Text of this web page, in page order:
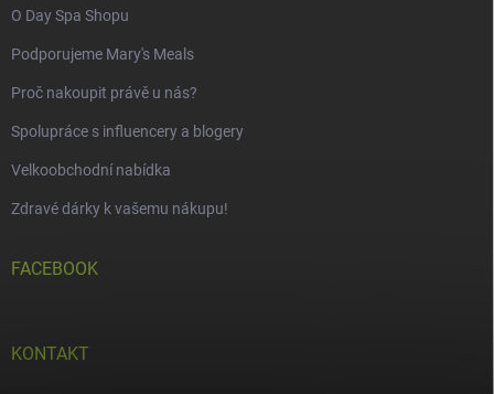
O Day Spa Shopu
Podporujeme Mary's Meals
Proč nakoupit právě u nás?
Spolupráce s influencery a blogery
Velkoobchodní nabídka
Zdravé dárky k vašemu nákupu!
FACEBOOK
KONTAKT